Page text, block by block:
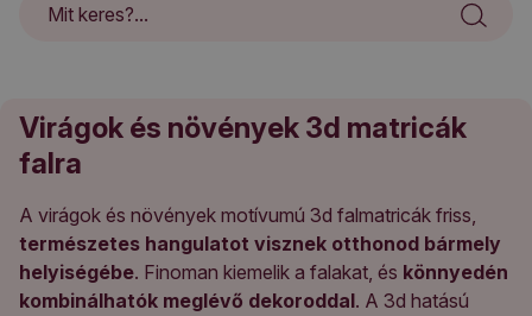
Virágok és növények 3d matricák
falra
A virágok és növények motívumú 3d falmatricák friss,
természetes hangulatot visznek otthonod bármely
helyiségébe. Finoman kiemelik a falakat, és könnyedén
kombinálhatók meglévő dekoroddal. A 3d hatású